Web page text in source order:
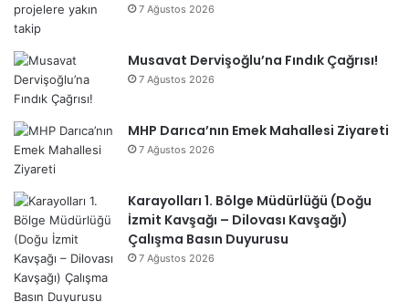
7 Ağustos 2026
Musavat Dervişoğlu’na Fındık Çağrısı!
7 Ağustos 2026
MHP Darıca’nın Emek Mahallesi Ziyareti
7 Ağustos 2026
Karayolları 1. Bölge Müdürlüğü (Doğu
İzmit Kavşağı – Dilovası Kavşağı)
Çalışma Basın Duyurusu
7 Ağustos 2026